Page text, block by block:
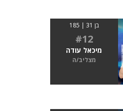
בן 31 | 185
#12
מיכאל עודה
מצליב/ה